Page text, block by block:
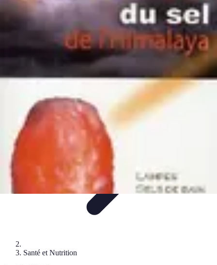
Poissons Frais
Guide d'achat
Achat et conservationConseils
Poissons Frais
Santé et Nutrition